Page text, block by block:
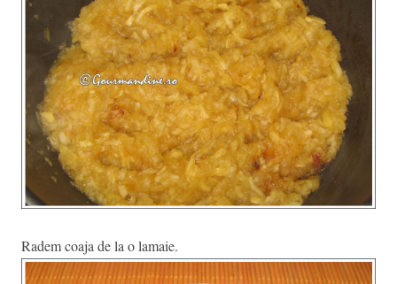
Radem coaja de la o lamaie.